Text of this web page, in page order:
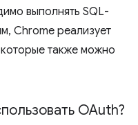
выполнять SQL-
Chrome реализует
также можно
OAuth?